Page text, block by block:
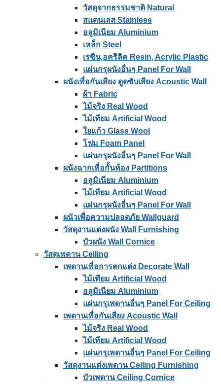
วัสดุจากธรรมชาติ Natural
สแตนเลส Stainless
อลูมิเนียม Aluminium
เหล็ก Steel
เรซิน,อคริลิค Resin, Acrylic Plastic
แผ่นกรุผนังอื่นๆ Panel For Wall
ผนังเพื่อกันเสียง ดูดซับเสียง Acoustic Wall
ผ้า Fabric
ไม้จริง Real Wood
ไม้เทียม Artificial Wood
ใยแก้ว Glass Wool
โฟม Foam Panel
แผ่นกรุผนังอื่นๆ Panel For Wall
ผนังฉากเพื่อกั้นห้อง Partitions
อลูมิเนียม Aluminium
ไม้เทียม Artificial Wood
แผ่นกรุผนังอื่นๆ Panel For Wall
ผนัวเพื่อความปลอดภัย Wallguard
วัสดุงานแต่งผนัง Wall Furnishing
บัวผนัง Wall Cornice
วัสดุเพดาน Ceiling
เพดานเพื่อการตกแต่ง Decorate Wall
ไม้เทียม Artificial Wood
อลูมิเนียม Aluminium
แผ่นกรุเพดานอื่นๆ Panel For Ceiling
เพดานเพื่อกันเสียง Acoustic Wall
ไม้จริง Real Wood
ไม้เทียม Artificial Wood
แผ่นกรุเพดานอื่นๆ Panel For Ceiling
วัสดุงานแต่งเพดาน Ceiling Furnishing
บัวเพดาน Ceiling Cornice